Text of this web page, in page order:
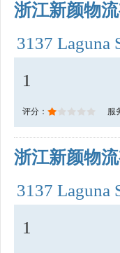
浙江新颜物
3137 Laguna
1
评分： 服
浙江新颜物
3137 Laguna
1